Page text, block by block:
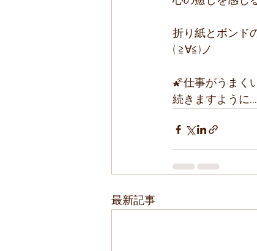
折り紙とボンド
( ≧∀≦)ノ
🌠仕事がうまく
続きますように
最新記事